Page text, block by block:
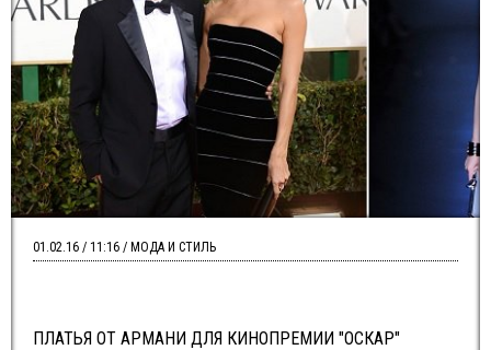
ПЛАТЬЯ ОТ АРМАНИ ДЛЯ КИНОПРЕМИИ "ОСКАР"
01.02.16 / 11:16 / МОДА И СТИЛЬ